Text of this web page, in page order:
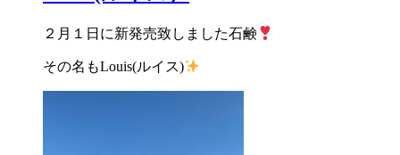
２月１日に新発売致しました石鹸
その名もLouis(ルイス)